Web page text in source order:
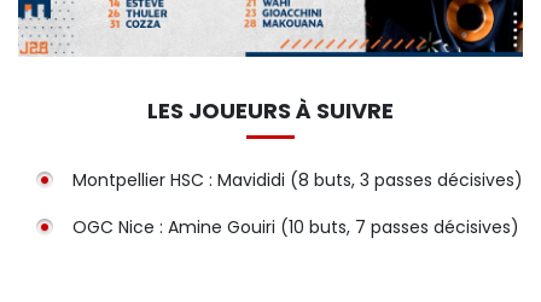
LES JOUEURS À SUIVRE
Montpellier HSC : Mavididi (8 buts, 3 passes décisives)
OGC Nice : Amine Gouiri (10 buts, 7 passes décisives)